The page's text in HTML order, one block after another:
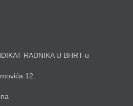
RADNIKA U BHRT-u
12.